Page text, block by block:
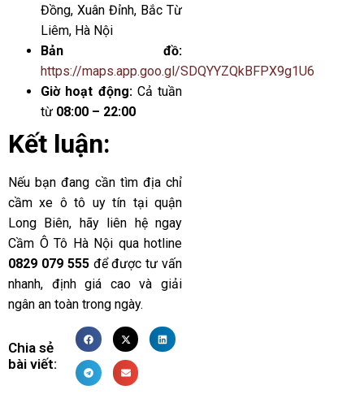
Đồng, Xuân Đỉnh, Bắc Từ
Liêm, Hà Nội
Bản đồ:
https://maps.app.goo.gl/SDQYYZQkBFPX9g1U6
Giờ hoạt động:Cả tuần
từ 08:00 – 22:00
Kết luận:
Nếu bạn đang cần tìm địa chỉ
cầm xe ô tô uy tín tại quận
Long Biên, hãy liên hệ ngay
Cầm Ô Tô Hà Nội qua hotline
0829 079 555để được tư vấn
nhanh, định giá cao và giải
ngân an toàn trong ngày.
Chia sẻ
bài viết: